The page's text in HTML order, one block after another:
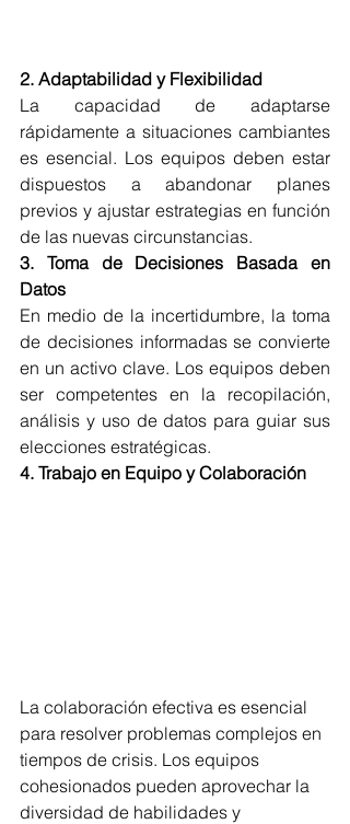
2. Adaptabilidad y Flexibilidad
La capacidad de adaptarse
rápidamente a situaciones cambiantes
es esencial. Los equipos deben estar
dispuestos a abandonar planes
previos y ajustar estrategias en función
de las nuevas circunstancias.
3. Toma de Decisiones Basada en
Datos
En medio de la incertidumbre, la toma
de decisiones informadas se convierte
en un activo clave. Los equipos deben
ser competentes en la recopilación,
análisis y uso de datos para guiar sus
elecciones estratégicas.
4. Trabajo en Equipo y Colaboración
La colaboración efectiva es esencial
para resolver problemas complejos en
tiempos de crisis. Los equipos
cohesionados pueden aprovechar la
diversidad de habilidades y